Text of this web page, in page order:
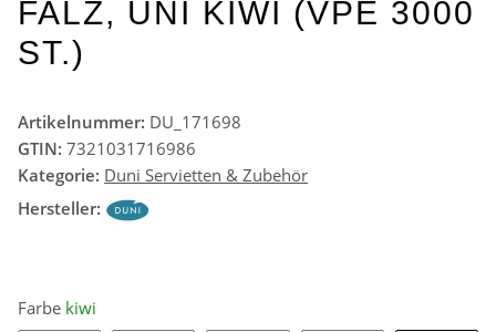
FALZ, UNI KIWI (VPE 3000
ST.)
Artikelnummer: DU_171698
GTIN: 7321031716986
Kategorie: Duni Servietten & Zubehör
Hersteller:
Farbe kiwi